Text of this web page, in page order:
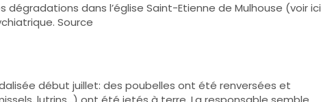
dégradations dans l’église Saint-Etienne de Mulhouse (voir ici
Source
début juillet: des poubelles ont été renversées et